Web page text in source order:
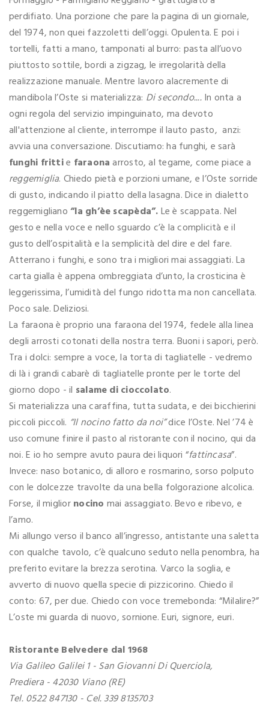
perdifiato. Una porzione che pare la pagina di un giornale,
del 1974, non quei fazzoletti dell’oggi. Opulenta. E poi i
tortelli, fatti a mano, tamponati al burro: pasta all’uovo
piuttosto sottile, bordi a zigzag, le irregolarità della
realizzazione manuale. Mentre lavoro alacremente di
mandibola l’Oste si materializza: Di secondo....In onta a
ogni regola del servizio impinguinato, ma devoto
all'attenzione al cliente, interrompe il lauto pasto, anzi:
avvia una conversazione. Discutiamo: ha funghi, e sarà
funghi frittie faraonaarrosto, al tegame, come piace a
reggemiglia. Chiedo pietà e porzioni umane, e l’Oste sorride
di gusto, indicando il piatto della lasagna. Dice in dialetto
reggemigliano“la gh’èe scapèda”.Le è scappata. Nel
gesto e nella voce e nello sguardo c’è la complicità e il
gusto dell’ospitalità e la semplicità del dire e del fare.
Atterrano i funghi, e sono tra i migliori mai assaggiati. La
carta gialla è appena ombreggiata d’unto, la crosticina è
leggerissima, l’umidità del fungo ridotta ma non cancellata.
Poco sale. Deliziosi.
La faraona è proprio una faraona del 1974, fedele alla linea
degli arrosti cotonati della nostra terra. Buoni i sapori, però.
Tra i dolci: sempre a voce, la torta di tagliatelle - vedremo
di là i grandi cabarè di tagliatelle pronte per le torte del
giorno dopo - il salame di cioccolato.
Si materializza una caraffina, tutta sudata, e dei bicchierini
piccoli piccoli. “Il nocino fatto da noi”dice l’Oste. Nel ’74 è
uso comune finire il pasto al ristorante con il nocino, qui da
noi. E io ho sempre avuto paura dei liquori “fattincasa”.
Invece: naso botanico, di alloro e rosmarino, sorso polputo
con le dolcezze travolte da una bella folgorazione alcolica.
Forse, il migliornocino mai assaggiato. Bevo e ribevo, e
l’amo.
Mi allungo verso il banco all’ingresso, antistante una saletta
con qualche tavolo, c’è qualcuno seduto nella penombra, ha
preferito evitare la brezza serotina. Varco la soglia, e
avverto di nuovo quella specie di pizzicorino. Chiedo il
conto: 67, per due. Chiedo con voce tremebonda: “Milalire?”
L’oste mi guarda di nuovo, sornione. Euri, signore, euri.
Ristorante Belvedere dal 1968
Via Galileo Galilei 1 - San Giovanni Di Querciola,
Prediera - 42030 Viano (RE)
Tel. 0522 847130 - Cel. 339 8135703